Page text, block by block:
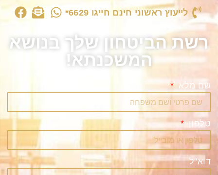
לייעוץ ראשוני חינם חייגו 6629*
רשת הביטחון שלך בנושא
המשכנתא!
שם מלא
טלפון
דוא"ל